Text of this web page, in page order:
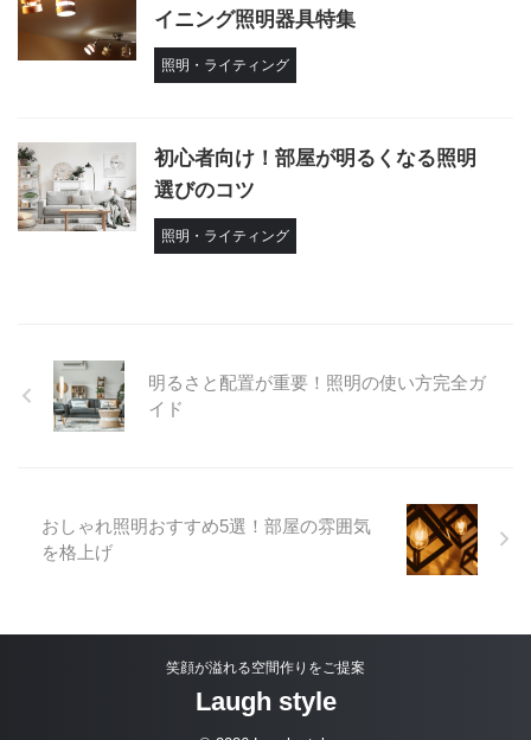
イニング照明器具特集
照明・ライティング
初心者向け！部屋が明るくなる照明
選びのコツ
照明・ライティング
明るさと配置が重要！照明の使い方完全ガ
イド
おしゃれ照明おすすめ5選！部屋の雰囲気
を格上げ
笑顔が溢れる空間作りをご提案
Laugh style